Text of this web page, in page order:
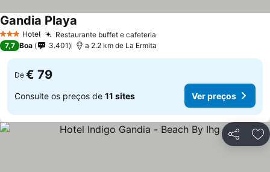
3 EstrelasHotel Restaurante buffet e cafeteria
Gandia Playa
7,7 Boa 3.401 a 2.2 km de La Ermita
De € 79
Consulte os preços de 11 sites Ver preços
Partilhar